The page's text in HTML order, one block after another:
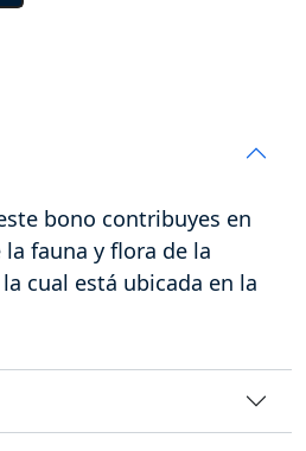
bono contribuyes en
fauna y flora de la
cual está ubicada en la